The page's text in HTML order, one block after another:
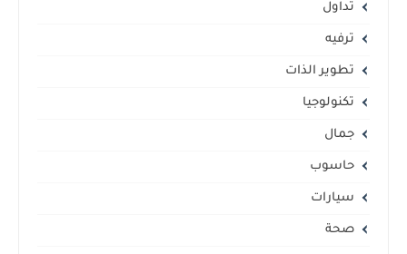
تداول
ترفيه
تطوير الذات
تكنولوجيا
جمال
حاسوب
سيارات
صحة